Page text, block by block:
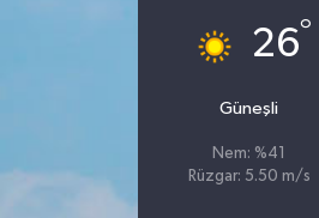
26°
Güneşli
Nem: %41
Rüzgar: 5.50 m/s